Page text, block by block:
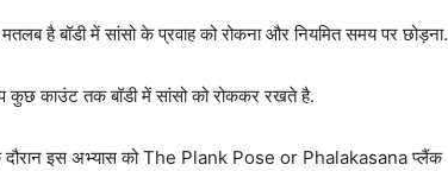
है बॉडी में सांसो के प्रवाह को रोकना और नियमित समय पर छोड़ना.
काउंट तक बॉडी में सांसो को रोककर रखते है.
के दौरान इस अभ्यास को The Plank Pose or Phalakasana प्लैंक